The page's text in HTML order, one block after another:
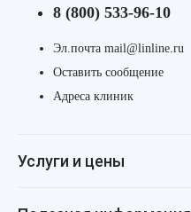
8 (800) 533-96-10
Эл.почта mail@linline.ru
Оставить сообщение
Адреса клиник
Услуги и цены
Консультации
Уход за лицом и телом